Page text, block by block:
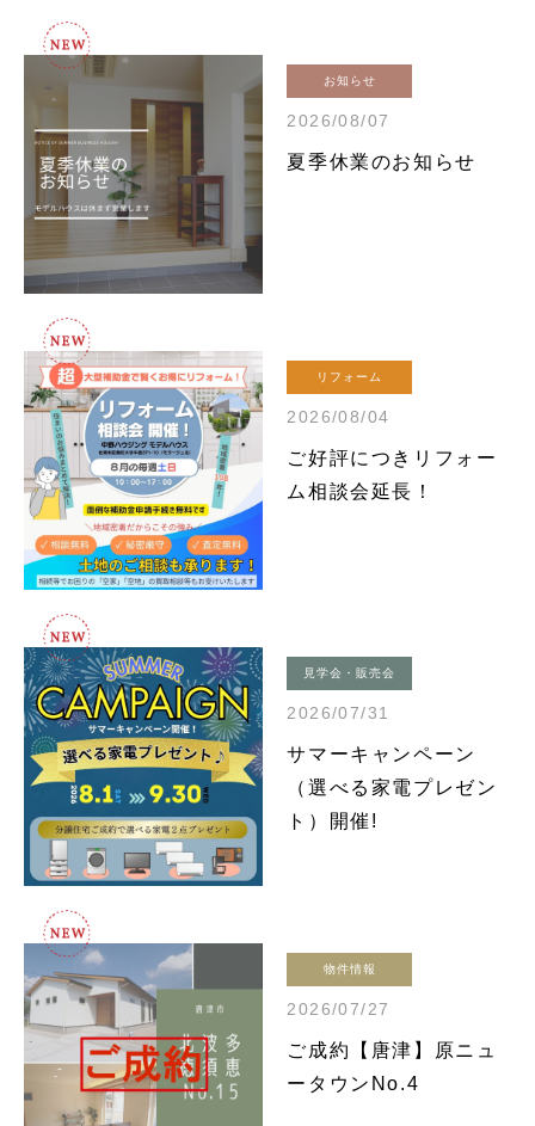
お知らせ
2026/08/07
夏季休業のお知らせ
リフォーム
2026/08/04
ご好評につきリフォー
ム相談会延長！
見学会・販売会
2026/07/31
サマーキャンペーン
（選べる家電プレゼン
ト）開催!
物件情報
2026/07/27
ご成約【唐津】原ニュ
ータウンNo.4